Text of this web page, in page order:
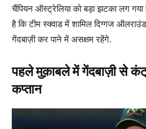
चैंपियन ऑस्ट्रेलिया को बड़ा झटका लग गया
है कि टीम स्क्वाड में शामिल दिग्गज
गेंदबाज़ी कर पाने में असक्षम रहेंगे.
पहले मुक़ाबले में गेंदबाज़ी से
कप्तान